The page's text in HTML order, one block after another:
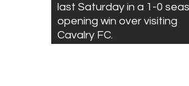
last Saturday in a 1-0
opening win over visiting
Cavalry FC.